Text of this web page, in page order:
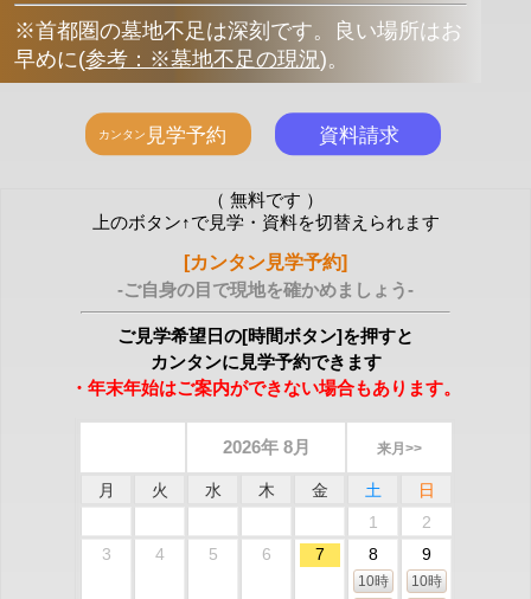
※首都圏の墓地不足は深刻です。良い場所はお
早めに(参考：※墓地不足の現況)。
（ 無料です ）
上のボタン↑で見学・資料を切替えられます
[カンタン見学予約]
-ご自身の目で現地を確かめましょう-
ご見学希望日の[時間ボタン]を押すと
カンタンに見学予約できます
・年末年始はご案内ができない場合もあります。
2026年 8月 来月>>
月 火 水 木 金 土
日
1
2
3
4 5 6 7 8
10時
9
10時